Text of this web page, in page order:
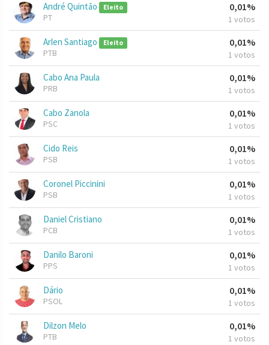
André Quintão Eleito
PT
0,01%
1 votos
Arlen Santiago Eleito
PTB
0,01%
1 votos
Cabo Ana Paula
PRB
0,01%
1 votos
Cabo Zanola
PSC
0,01%
1 votos
Cido Reis
PSB
0,01%
1 votos
Coronel Piccinini
PSB
0,01%
1 votos
Daniel Cristiano
PCB
0,01%
1 votos
Danilo Baroni
PPS
0,01%
1 votos
Dário
PSOL
0,01%
1 votos
Dilzon Melo
PTB
0,01%
1 votos